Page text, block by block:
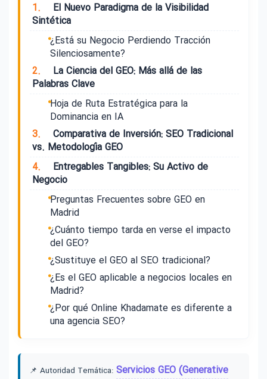
1.
El Nuevo Paradigma de la Visibilidad
Sintética
¿Está su Negocio Perdiendo Tracción
Silenciosamente?
2.
La Ciencia del GEO: Más allá de las
Palabras Clave
Hoja de Ruta Estratégica para la
Dominancia en IA
3.
Comparativa de Inversión: SEO Tradicional
vs. Metodología GEO
4.
Entregables Tangibles: Su Activo de
Negocio
Preguntas Frecuentes sobre GEO en
Madrid
¿Cuánto tiempo tarda en verse el impacto
del GEO?
¿Sustituye el GEO al SEO tradicional?
¿Es el GEO aplicable a negocios locales en
Madrid?
¿Por qué Online Khadamate es diferente a
una agencia SEO?
📌 Autoridad Temática: Servicios GEO (Generative